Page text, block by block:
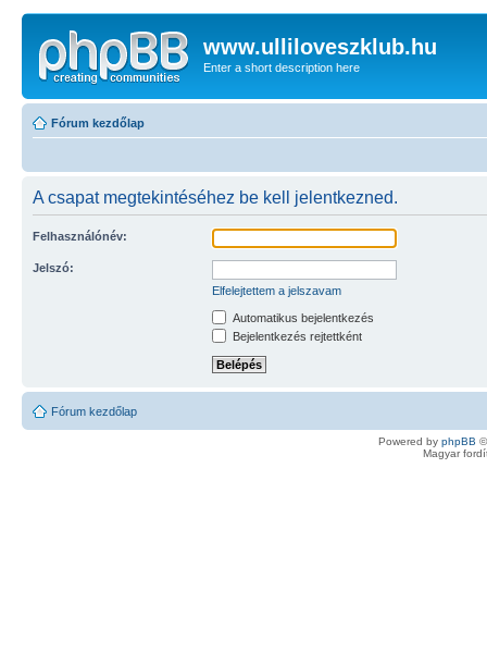
www.ulliloveszklub.hu
Enter a short description here
Fórum kezdőlap
A csapat megtekintéséhez be kell jelentkezned.
Felhasználónév:
Jelszó:
Elfelejtettem a jelszavam
Automatikus bejelentkezés
Bejelentkezés rejtettként
Fórum kezdőlap
Powered by phpBB
Magyar